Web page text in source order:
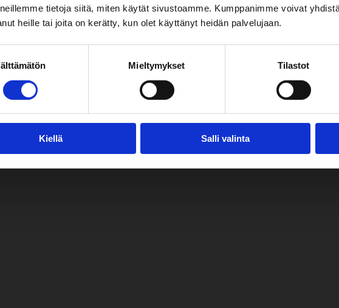
tietoja siitä, miten käytät sivustoamme. Kumppanimme voivat
heille tai joita on kerätty, kun olet käyttänyt heidän palvelujaan.
Mieltymykset Tilastot
Kiellä Salli valinta
leikkaamme nauhan ja elinkeinojohtaja Sebastian Riskupitää
ja keksejä, ja jaamme kukansiemeniä sopivasti alkavaa puutarhakautta
Pumppulahden kesäkausi!